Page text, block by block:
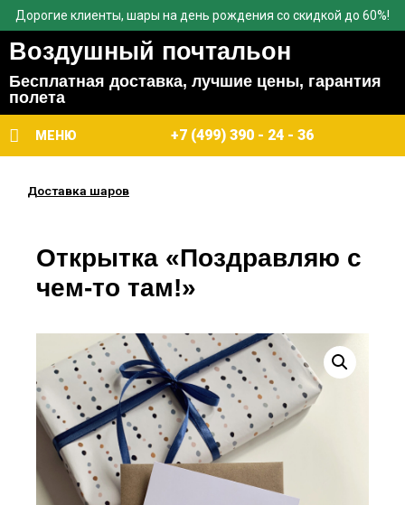
Дорогие клиенты, шары на день рождения со скидкой до 60%!
Воздушный почтальон
Бесплатная доставка, лучшие цены, гарантия
полета
МЕНЮ +7 (499) 390 - 24 - 36
Доставка шаров
Открытка «Поздравляю с
чем-то там!»